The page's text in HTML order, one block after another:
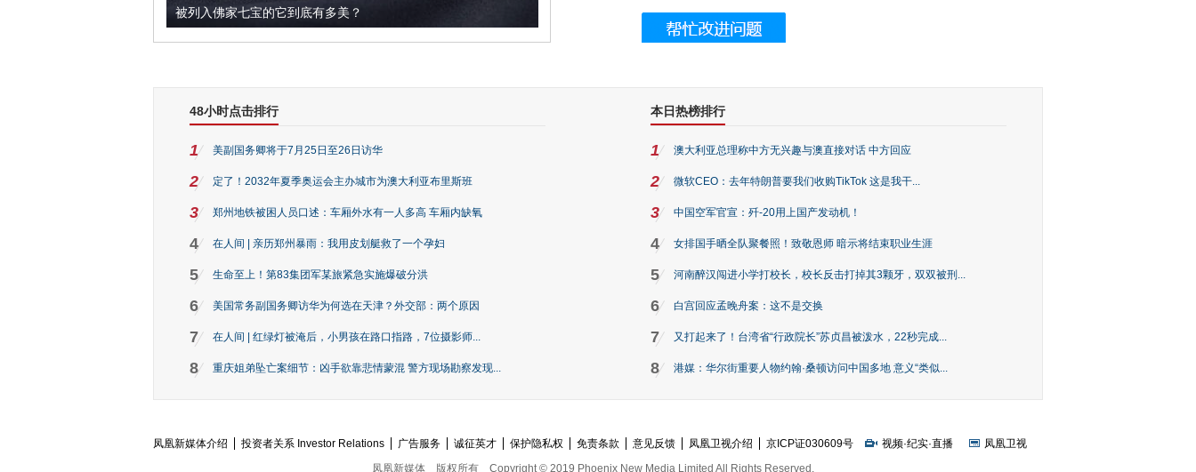
被列入佛家七宝的它到底有多美？ 这个3.2米的长卷，还原了600岁的紫禁城
48小时点击排行
1 美副国务卿将于7月25日至26日访华
2 定了！2032年夏季奥运会主办城市为澳大利亚布里斯班
3 郑州地铁被困人员口述：车厢外水有一人多高 车厢内缺氧
4 在人间 | 亲历郑州暴雨：我用皮划艇救了一个孕妇
5 生命至上！第83集团军某旅紧急实施爆破分洪
6 美国常务副国务卿访华为何选在天津？外交部：两个原因
7 在人间 | 红绿灯被淹后，小男孩在路口指路，7位摄影师...
8 重庆姐弟坠亡案细节：凶手欲靠悲情蒙混 警方现场勘察发现...
本日热榜排行
1 澳大利亚总理称中方无兴趣与澳直接对话 中方回应
2 微软CEO：去年特朗普要我们收购TikTok 这是我干...
3 中国空军官宣：歼-20用上国产发动机！
4 女排国手晒全队聚餐照！致敬恩师 暗示将结束职业生涯
5 河南醉汉闯进小学打校长，校长反击打掉其3颗牙，双双被刑...
6 白宫回应孟晚舟案：这不是交换
7 又打起来了！台湾省“行政院长”苏贞昌被泼水，22秒完成...
8 港媒：华尔街重要人物约翰·桑顿访问中国多地 意义“类似...
凤凰新媒体介绍 投资者关系 Investor Relations 广告服务 诚征英才 保护隐私权 免责条款 意见反馈 凤凰卫视介绍 京ICP证030609号 视频·纪实·直播
凤凰卫视
凤凰新媒体
版权所有 Copyright © 2019 Phoenix New Media Limited All Rights Reserved.